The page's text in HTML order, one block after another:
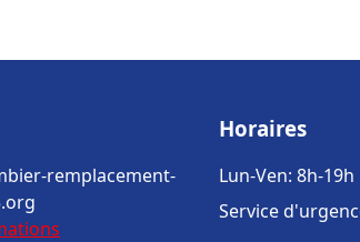
remplacement-
Horaires
Lun-Ven: 8h-19h
Service